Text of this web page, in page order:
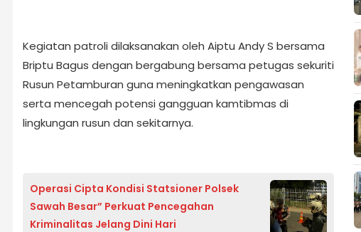
Kegiatan patroli dilaksanakan oleh Aiptu Andy S bersama
Briptu Bagus dengan bergabung bersama petugas sekuriti
Rusun Petamburan guna meningkatkan pengawasan
serta mencegah potensi gangguan kamtibmas di
lingkungan rusun dan sekitarnya.
Operasi Cipta Kondisi Statsioner Polsek
Sawah Besar” Perkuat Pencegahan
Kriminalitas Jelang Dini Hari